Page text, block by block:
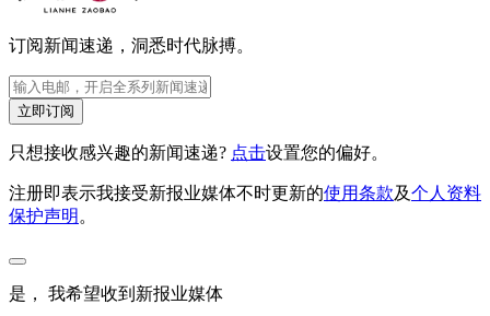
订阅新闻速递，洞悉时代脉搏。
立即订阅
只想接收感兴趣的新闻速递? 点击设置您的偏好。
注册即表示我接受新报业媒体不时更新的使用条款及个人资料
保护声明 。
是， 我希望收到新报业媒体